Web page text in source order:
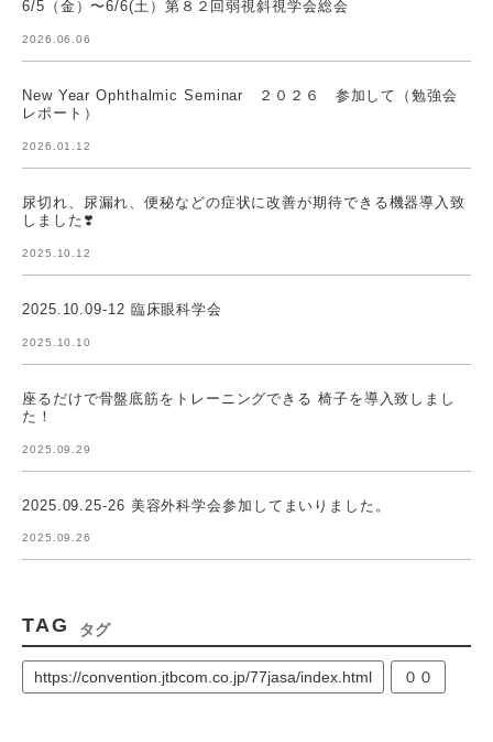
6/5（金）〜6/6(土）第８２回弱視斜視学会総会
2026.06.06
New Year Ophthalmic Seminar ２０２６ 参加して（勉強会
レポート）
2026.01.12
尿切れ、尿漏れ、便秘などの症状に改善が期待できる機器導入致
しました❣️
2025.10.12
2025.10.09-12 臨床眼科学会
2025.10.10
座るだけで骨盤底筋をトレーニングできる 椅子を導入致しまし
た！
2025.09.29
2025.09.25-26 美容外科学会参加してまいりました。
2025.09.26
TAG タグ
https://convention.jtbcom.co.jp/77jasa/index.html ００